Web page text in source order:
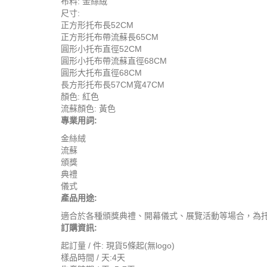
尺寸:
正方形托布長52CM
正方形托布帶流蘇長65CM
圓形小托布直徑52CM
圓形小托布帶流蘇直徑68CM
圓形大托布直徑68CM
長方形托布長57CM寬47CM
顏色: 紅色
流蘇顏色: 黃色
專業用詞:
金絲絨
流蘇
頒獎
典禮
儀式
產品用途:
適合於各種頒獎典禮、開幕儀式、展覽活動等場合，為
訂購資訊:
起訂量 / 件: 現貨5條起(無logo)
樣品時間 / 天:4天